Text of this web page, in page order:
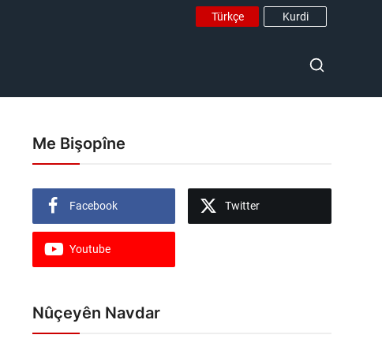
Türkçe Kurdi
Me Bişopîne
Facebook Twitter
Youtube
Nûçeyên Navdar